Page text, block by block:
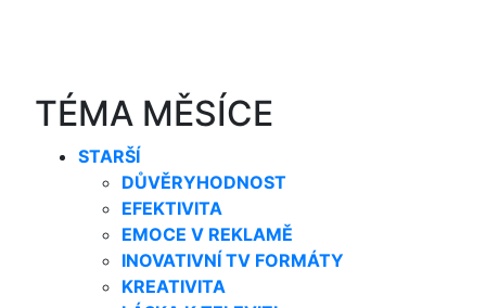
TÉMA MĚSÍCE
STARŠÍ
DŮVĚRYHODNOST
EFEKTIVITA
EMOCE V REKLAMĚ
INOVATIVNÍ TV FORMÁTY
KREATIVITA